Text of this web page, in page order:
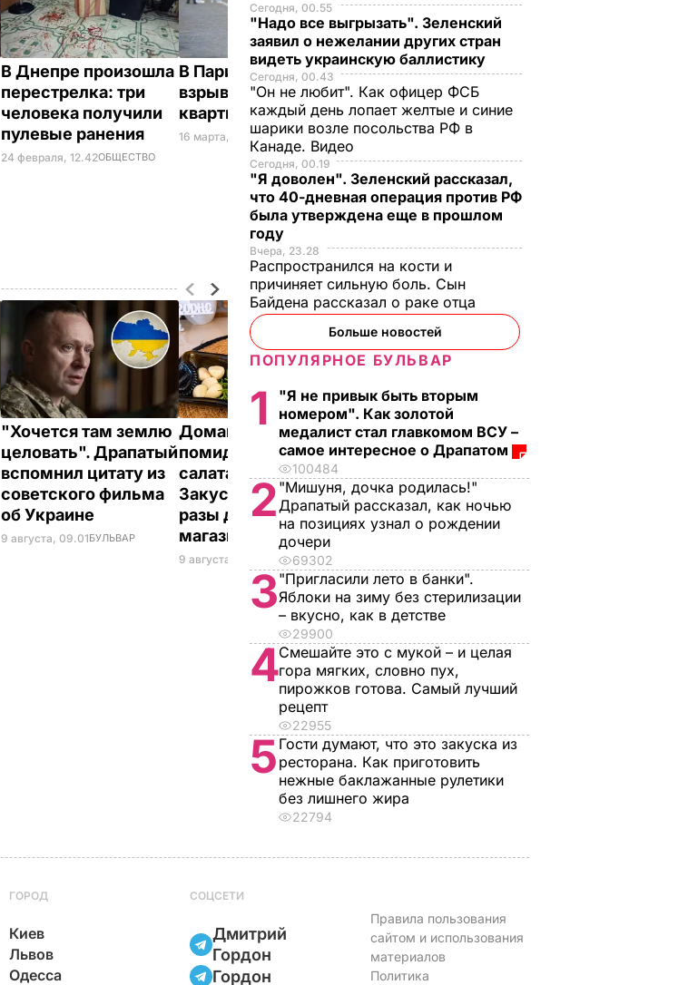
В Днепре произошла
перестрелка: три
человека получили
пулевые ранения
24 февраля, 12.42ОБЩЕСТВО
В Париже произошел
взрыв в штаб-
квартире МВФ
16 марта, 14.47МИР
"Хочется там землю
целовать". Драпатый
вспомнил цитату из
советского фильма
об Украине
9 августа, 09.01БУЛЬВАР
Домашние вяленые
помидоры к пицце,
салатам и в подарок.
Закуска, которая в
разы дешевле
магазинной
9 августа, 08.44 БУЛЬВАР
"Что смотрите?
Пишите рецепт!"
херсонские
помидоры, которые
можно есть уже на
8 августа, 23.56БУЛЬВАР
Сегодня, 00.55
"Надо все выгрызать". Зеленский
заявил о нежелании других стран
видеть украинскую баллистику
Сегодня, 00.43
"Он не любит". Как офицер ФСБ
каждый день лопает желтые и синие
шарики возле посольства РФ в
Канаде. Видео
Сегодня, 00.19
"Я доволен". Зеленский рассказал,
что 40-дневная операция против РФ
была утверждена еще в прошлом
году
Вчера, 23.28
Распространился на кости и
причиняет сильную боль. Сын
Байдена рассказал о раке отца
Больше новостей
ПОПУЛЯРНОЕ БУЛЬВАР
1
"Я не привык быть вторым
номером". Как золотой
медалист стал главкомом ВСУ –
самое интересное о Драпатом
100484
2 "Мишуня, дочка родилась!"
Драпатый рассказал, как ночью
на позициях узнал о рождении
дочери
69302
3"Пригласили лето в банки".
Яблоки на зиму без стерилизации
– вкусно, как в детстве
29900
4Смешайте это с мукой – и целая
гора мягких, словно пух,
пирожков готова. Самый лучший
рецепт
22955
5 Гости думают, что это закуска из
ресторана. Как приготовить
нежные баклажанные рулетики
без лишнего жира
22794
ГОРОД
Киев
Львов
Одесса
СОЦСЕТИ
Дмитрий
Гордон
Гордон
Правила пользования
сайтом и использования
материалов
Политика